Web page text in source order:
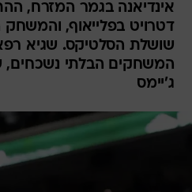
אינדיאנה בגמר המזרח,
דטרויט בפלייאוף,
שושלת הסלטיקס. שגיא
המשחקים הבלתי נשכחים,
ג'יימס